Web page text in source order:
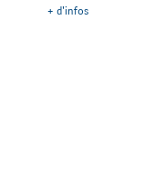
+ d'infos